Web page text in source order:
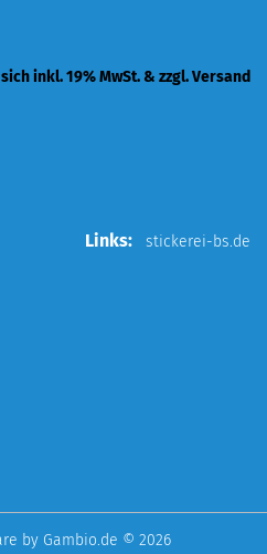
inkl. 19% MwSt. & zzgl. Versand
Links: stickerei-bs.de
by Gambio.de © 2026